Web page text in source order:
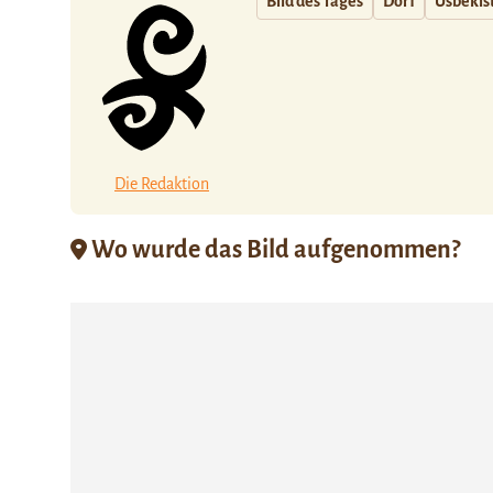
Die Redaktion
Wo wurde das Bild aufgenommen?